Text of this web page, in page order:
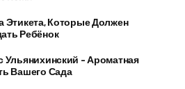
Этикета, Которые Должен
Ребёнок
Ульянихинский – Ароматная
Вашего Сада